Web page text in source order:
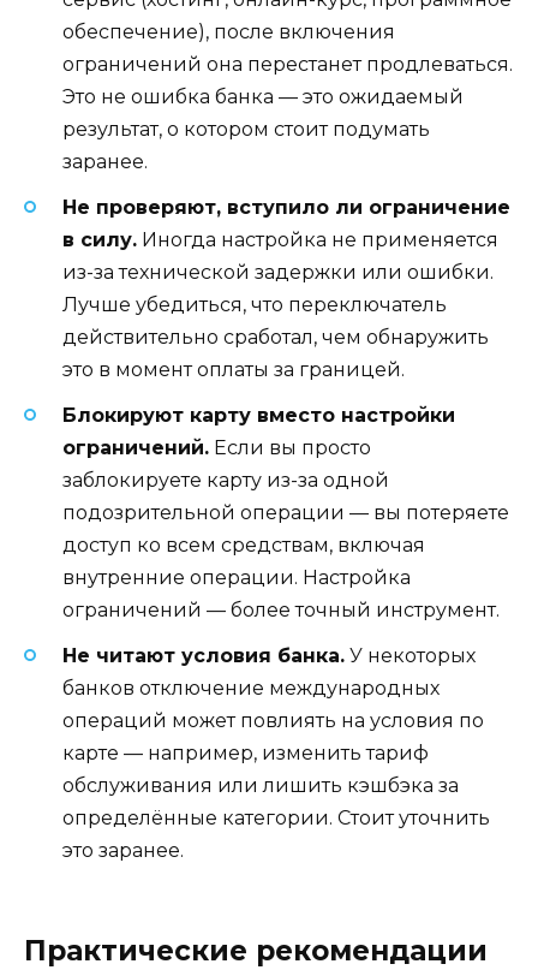
обеспечение), после включения
ограничений она перестанет продлеваться.
Это не ошибка банка — это ожидаемый
результат, о котором стоит подумать
заранее.
Не проверяют, вступило ли ограничение
в силу. Иногда настройка не применяется
из-за технической задержки или ошибки.
Лучше убедиться, что переключатель
действительно сработал, чем обнаружить
это в момент оплаты за границей.
Блокируют карту вместо настройки
ограничений. Если вы просто
заблокируете карту из-за одной
подозрительной операции — вы потеряете
доступ ко всем средствам, включая
внутренние операции. Настройка
ограничений — более точный инструмент.
Не читают условия банка. У некоторых
банков отключение международных
операций может повлиять на условия по
карте — например, изменить тариф
обслуживания или лишить кэшбэка за
определённые категории. Стоит уточнить
это заранее.
Практические рекомендации